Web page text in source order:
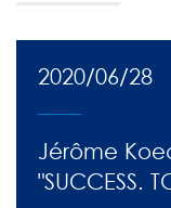
2020/06/28
Jérôme
"SUCCESS.